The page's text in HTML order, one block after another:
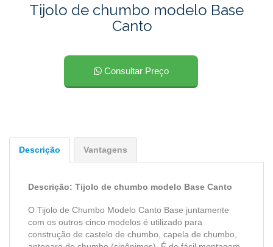
Tijolo de chumbo modelo Base
Canto
Consultar Preço
Descrição Vantagens
Descrição: Tijolo de chumbo modelo Base Canto
O Tijolo de Chumbo Modelo Canto Base juntamente
com os outros cinco modelos é utilizado para
construção de castelo de chumbo, capela de chumbo,